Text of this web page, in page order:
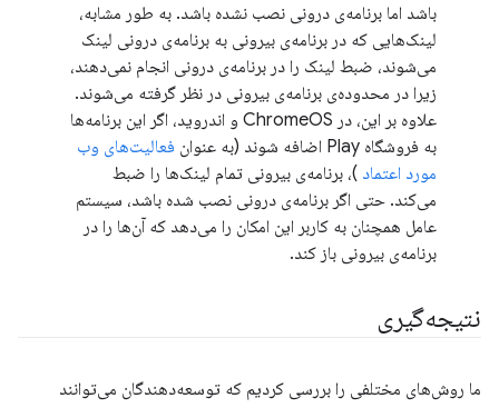
باشد اما برنامه‌ی درونی نصب نشده باشد. به طور مشابه،
لینک‌هایی که در برنامه‌ی بیرونی به برنامه‌ی درونی لینک
می‌شوند، ضبط لینک را در برنامه‌ی درونی انجام نمی‌دهند،
زیرا در محدوده‌ی برنامه‌ی بیرونی در نظر گرفته می‌شوند.
علاوه بر این، در ChromeOS و اندروید، اگر این برنامه‌ها
به فروشگاه Play اضافه شوند (به عنوان
فعالیت‌های وب
مورد اعتماد )، برنامه‌ی بیرونی تمام لینک‌ها را ضبط
می‌کند. حتی اگر برنامه‌ی درونی نصب شده باشد، سیستم
عامل همچنان به کاربر این امکان را می‌دهد که آن‌ها را در
برنامه‌ی بیرونی باز کند.
نتیجه‌گیری
ما روش‌های مختلفی را بررسی کردیم که توسعه‌دهندگان می‌توانند